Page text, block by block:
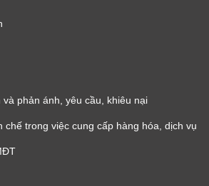
phản ánh, yêu cầu, khiêu nại
chế trong việc cung cấp hàng hóa, dịch vụ